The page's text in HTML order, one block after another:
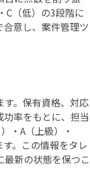
C（低）の3段階に
意し、案件管理ツ
。保有資格、対応
率をもとに、担当
・A（上級）・
。この情報をタレ
新の状態を保つこ